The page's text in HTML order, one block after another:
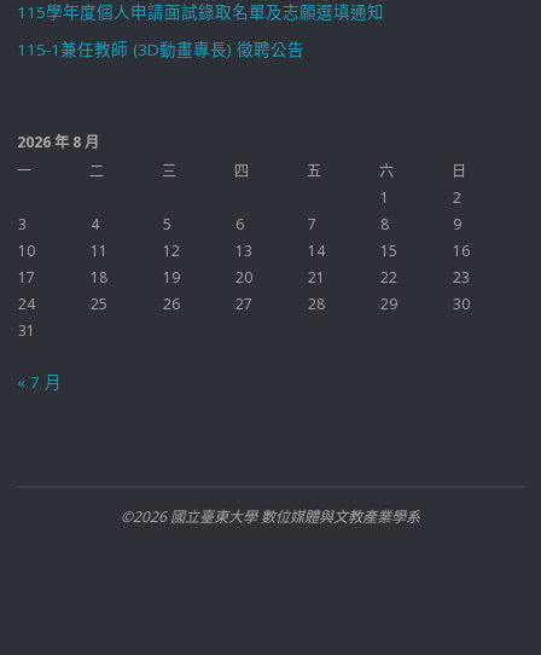
115學年度個人申請面試錄取名單及志願選填通知
115-1兼任教師 (3D動畫專長) 徵聘公告
2026 年 8 月
一
二 三 四 五 六
日
1
2
3
4 5 6 7 8
9
10
11 12 13 14 15
16
17
18 19 20 21 22
23
24
25 26 27 28 29
30
31
« 7 月
©2026 國立臺東大學 數位媒體與文教產業學系